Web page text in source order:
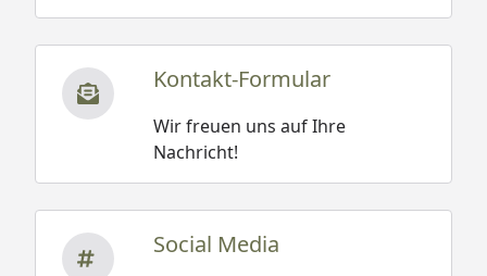
Kontakt-Formular
Wir freuen uns auf Ihre
Nachricht!
Social Media